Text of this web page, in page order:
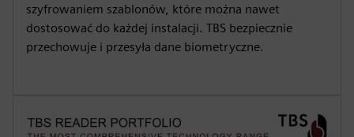
szyfrowaniem szablonów, które można nawet
dostosować do każdej instalacji. TBS bezpiecznie
przechowuje i przesyła dane biometryczne.